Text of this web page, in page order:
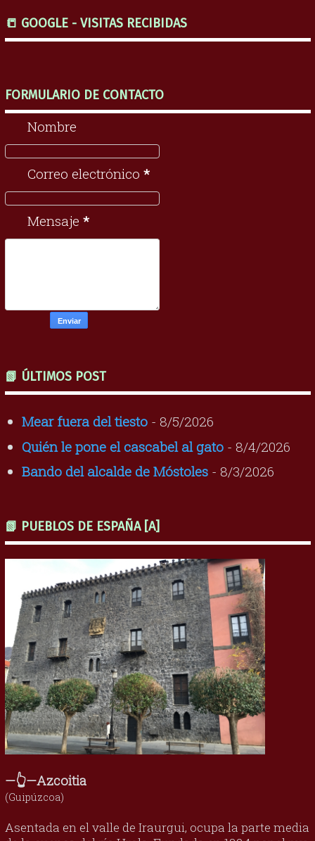
📒 GOOGLE - VISITAS RECIBIDAS
FORMULARIO DE CONTACTO
Nombre
Correo electrónico *
Mensaje *
📗 ÚLTIMOS POST
Mear fuera del tiesto- 8/5/2026
Quién le pone el cascabel al gato- 8/4/2026
Bando del alcalde de Móstoles- 8/3/2026
📗 PUEBLOS DE ESPAÑA [A]
—👆—Azcoitia
(Guipúzcoa)
Asentada en el valle de Iraurgui, ocupa la parte media